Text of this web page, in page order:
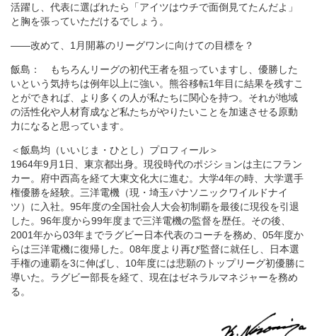
活躍し、代表に選ばれたら「アイツはウチで面倒見てたんだよ」
と胸を張っていただけるでしょう。
――改めて、1月開幕のリーグワンに向けての目標を？
飯島： もちろんリーグの初代王者を狙っていますし、優勝した
いという気持ちは例年以上に強い。熊谷移転1年目に結果を残すこ
とができれば、より多くの人が私たちに関心を持つ。それが地域
の活性化や人材育成など私たちがやりたいことを加速させる原動
力になると思っています。
＜飯島均（いいじま・ひとし）プロフィール＞
1964年9月1日、東京都出身。現役時代のポジションは主にフラン
カー。府中西高を経て大東文化大に進む。大学4年の時、大学選手
権優勝を経験。三洋電機（現・埼玉パナソニックワイルドナイ
ツ）に入社。95年度の全国社会人大会初制覇を最後に現役を引退
した。96年度から99年度まで三洋電機の監督を歴任。その後、
2001年から03年までラグビー日本代表のコーチを務め、05年度か
らは三洋電機に復帰した。08年度より再び監督に就任し、日本選
手権の連覇を3に伸ばし、10年度には悲願のトップリーグ初優勝に
導いた。ラグビー部長を経て、現在はゼネラルマネジャーを務め
る。